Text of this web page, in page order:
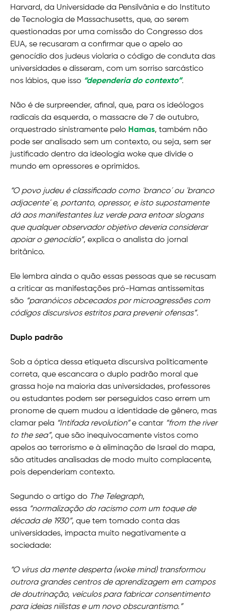
Harvard, da Universidade da Pensilvânia e do Instituto
de Tecnologia de Massachusetts, que, ao serem
questionadas por uma comissão do Congresso dos
EUA, se recusaram a confirmar que o apelo ao
genocídio dos judeus violaria o código de conduta das
universidades e disseram, com um sorriso sarcástico
nos lábios, que isso “dependeria do contexto”.
Não é de surpreender, afinal, que, para os ideólogos
radicais da esquerda, o massacre de 7 de outubro,
orquestrado sinistramente pelo Hamas, também não
pode ser analisado sem um contexto, ou seja, sem ser
justificado dentro da ideologia woke que divide o
mundo em opressores e oprimidos.
“O povo judeu é classificado como ´branco´ ou ´branco
adjacente´ e, portanto, opressor, e isto supostamente
dá aos manifestantes luz verde para entoar slogans
que qualquer observador objetivo deveria considerar
apoiar o genocídio”, explica o analista do jornal
britânico.
Ele lembra ainda o quão essas pessoas que se recusam
a criticar as manifestações pró-Hamas antissemitas
são “paranóicos obcecados por microagressões com
códigos discursivos estritos para prevenir ofensas”.
Duplo padrão
Sob a óptica dessa etiqueta discursiva politicamente
correta, que escancara o duplo padrão moral que
grassa hoje na maioria das universidades, professores
ou estudantes podem ser perseguidos caso errem um
pronome de quem mudou a identidade de gênero, mas
clamar pela “Intifada revolution”e cantar “from the river
to the sea”, que são inequivocamente vistos como
apelos ao terrorismo e à eliminação de Israel do mapa,
são atitudes analisadas de modo muito complacente,
pois dependeriam contexto.
Segundo o artigo do The Telegraph,
essa “normalização do racismo com um toque de
década de 1930”, que tem tomado conta das
universidades, impacta muito negativamente a
sociedade:
“O vírus da mente desperta (woke mind) transformou
outrora grandes centros de aprendizagem em campos
de doutrinação, veículos para fabricar consentimento
para ideias niilistas e um novo obscurantismo.”